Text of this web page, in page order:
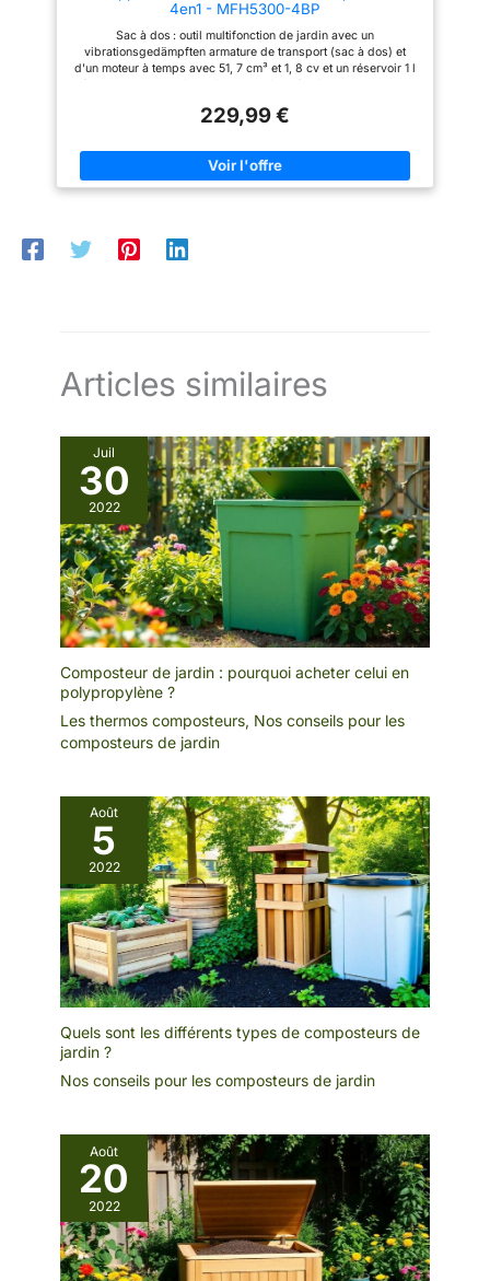
4en1 - MFH5300-4BP
Sac à dos : outil multifonction de jardin avec un
vibrationsgedämpften armature de transport (sac à dos) et
d'un moteur à temps avec 51, 7 cm³ et 1, 8 cv et un réservoir 1 l
(carburant : 40 : mélangé essence/huile) Débroussailleuse :
maximum de 25, 5 cm Rallonge débroussailleuse :
(épaisseur du fil : 2, 8 mm) pour une largeur de coupe jusqu'à
maximum 45, 0 cm Taille-haie : longueur de coupe : cisaille à
haie avec une longueur du couteau de 40, 6 cm (40 cm) pour
229,99 €
Articles similaires
Juil
30
2022
Composteur de jardin : pourquoi acheter celui en
polypropylène ?
Les thermos composteurs, Nos conseils pour les
composteurs de jardin
Août
5
2022
Quels sont les différents types de composteurs de
jardin ?
Nos conseils pour les composteurs de jardin
Août
20
2022